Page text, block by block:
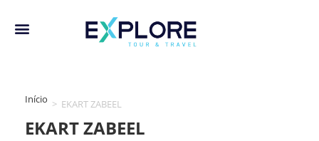
Início > EKART ZABEEL
EKART ZABEEL